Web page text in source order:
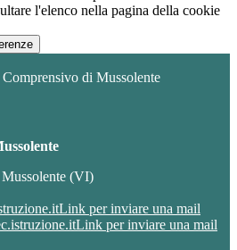
l'elenco nella pagina della cookie
di Mussolente
(VI)
Link per inviare una mail
Link per inviare una mail